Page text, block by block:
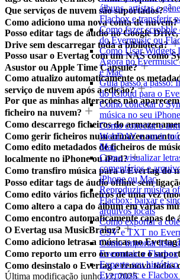
álbuns, artistas e
Flacbox e transferir
Como fazer
do Evermusic ou
Como Usar Widgets
Agora no Evermusic
e Mac
Guia passo a passo:
do iCloud para o
Como conectar o
música no seu
Como conectar o
WebDAV e ouvir
Mac
Como visualizar
comentários e
iPhone ou Mac
Reproduzir música
Flacbox: baixar e
arquivos locais
Como exportar a
CSV e TXT no
Como importar lista
Evermusic e Flacbox
Exporte seu
Evermusic e
Que serviços de nuvem são suportados?
Como adiciono uma nova conta de nuvem?
Posso editar tags de áudio no Google
Drive sem descarregar toda a biblioteca?
Posso usar o Evertag com um NAS como
Asustor ou Apple Time Capsule?
Como atualizo automaticamente os
serviço de nuvem após a edição?
Por que as minhas alterações não
ficheiro na nuvem?
Como descarrego ficheiros do
Como gerir ficheiros num armazenamento
Como edito metadados de ficheiros de
localmente no iPhone ou iPad?
Como transfiro música para o Evertag do
Posso editar tags de áudio offline sem
Como edito vários ficheiros de uma vez
Como altero a capa do álbum em várias
Como encontro automaticamente capas de
O Evertag usa MusicBrainz?
Como adiciono letras a músicas no
Como reporto um erro ou contacto o
Como desinstalo o Evertag e removo todos
Última modificação junho 12, 2025